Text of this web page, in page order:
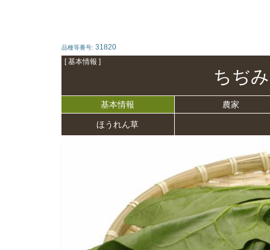
品種等番号: 31820
[ 基本情報 ]
ちぢ
基本情報 農家
ほうれん草